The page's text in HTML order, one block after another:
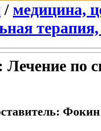
/ медицина,
Лечение по